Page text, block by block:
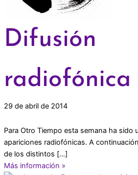
Difusión
radiofónica
29 de abril de 2014
Para Otro Tiempo esta semana ha sido
apariciones radiofónicas. A
de los distintos […]
Más información »